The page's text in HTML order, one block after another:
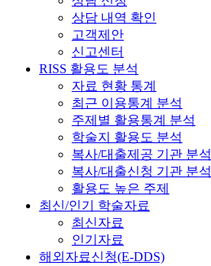
상담 내역 확인
고객제안
신고센터
RISS 활용도 분석
자료 현황 통계
최근 이용통계 분석
주제별 활용통계 분석
학술지 활용도 분석
복사/대출제공 기관 분석
복사/대출신청 기관 분석
활용도 높은 주제
최신/인기 학술자료
최신자료
인기자료
해외자료신청(E-DDS)